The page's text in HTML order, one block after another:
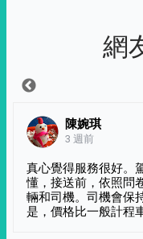
網
陳婉琪
3 週前
真心覺得服務很好。
懂，接送前，依照問
輛和司機。司機會保
是，價格比一般計程